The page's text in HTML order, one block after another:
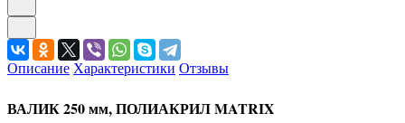
Описание Характеристики Отзывы
ВАЛИК 250 мм, ПОЛИАКРИЛ MATRIX